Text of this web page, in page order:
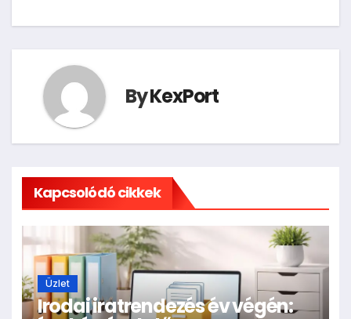
ByKexPort
Kapcsolódó cikkek
Üzlet
Irodai iratrendezés év végén: